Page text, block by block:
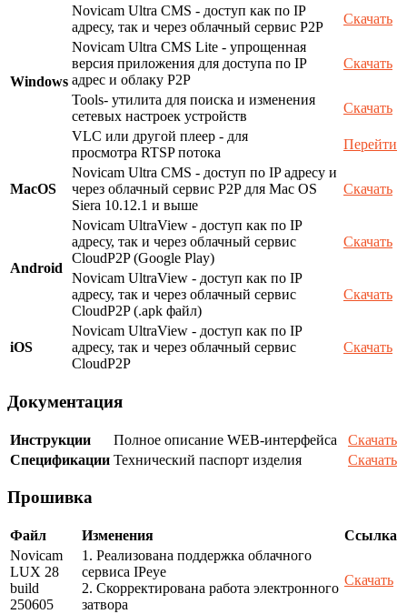
Windows
Novicam Ultra CMS - доступ как по IP
адресу, так и через облачный сервис P2P
Скачать
Novicam Ultra CMS Lite - упрощенная
версия приложения для доступа по IP
адрес и облаку P2P
Скачать
Tools- утилита для поиска и изменения
сетевых настроек устройств
Скачать
VLC или другой плеер - для
просмотра RTSP потока
Перейти
MacOS
Novicam Ultra CMS - доступ по IP адресу и
через облачный сервис P2P для Mac OS
Siera 10.12.1 и выше
Скачать
Android
Novicam UltraView - доступ как по IP
адресу, так и через облачный сервис
CloudP2P (Google Play)
Скачать
Novicam UltraView - доступ как по IP
адресу, так и через облачный сервис
CloudP2P (.apk файл)
Скачать
iOS
Novicam UltraView - доступ как по IP
адресу, так и через облачный сервис
CloudP2P
Скачать
Документация
Инструкции Полное описание WEB-интерфейса
Скачать
Спецификации Технический паспорт изделия Скачать
Прошивка
Файл Изменения
Ссылка
Novicam
LUX 28
build
250605
1. Реализована поддержка облачного
сервиса IPeye
2. Скорректирована работа электронного
затвора
Скачать